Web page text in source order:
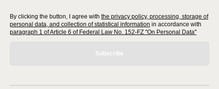
By clicking the button, I agree with the privacy policy, processing, storage of
personal data, and collection of statistical information in accordance with
paragraph 1 of Article 6 of Federal Law No. 152-FZ "On Personal Data"
Subscribe